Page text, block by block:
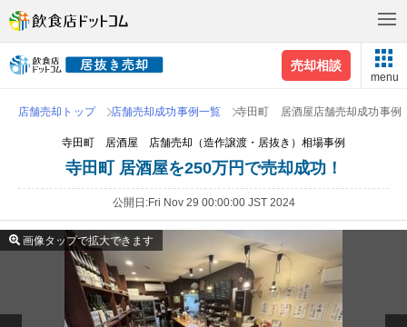
売却相談
menu
店舗売却トップ 店舗売却成功事例一覧 寺田町 居酒屋店舗売却成功事例
寺田町 居酒屋 店舗売却（造作譲渡・居抜き）相場事例
寺田町 居酒屋を250万円で売却成功！
公開日 Fri Nov 29 00:00:00 JST 2024
画像タップで拡大できます